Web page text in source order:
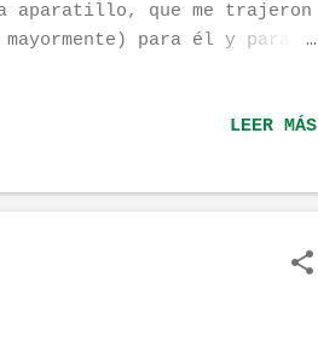
aparatillo, que me trajeron
para él y para
LEER MÁS